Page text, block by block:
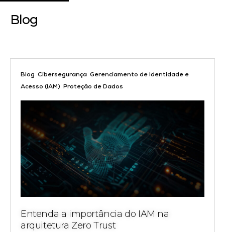
Blog
Blog Cibersegurança Gerenciamento de Identidade e
Acesso (IAM) Proteção de Dados
Entenda a importância do IAM na
arquitetura Zero Trust